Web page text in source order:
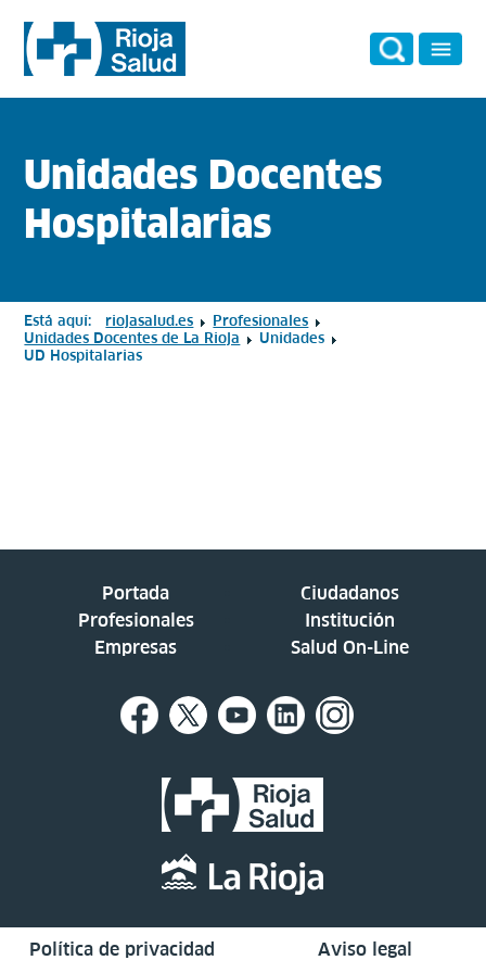
Unidades Docentes
Hospitalarias
Está aquí: riojasalud.es
Profesionales
Unidades Docentes de La Rioja
Unidades
UD Hospitalarias
Portada
Ciudadanos
Profesionales
Institución
Empresas
Salud On-Line
Política de privacidad Aviso legal